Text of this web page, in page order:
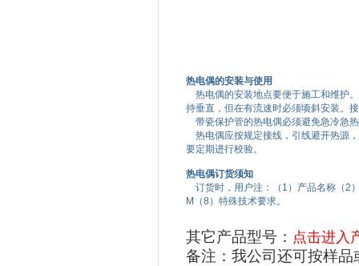
热电偶的安装与使用
热电偶的安装地点要便于施工和维护
持垂直，但在有流速时必须顷斜安装。
带瓷保护管的热电偶必须避免急冷急
热电偶应按规定接线，引线避开热源
要定期进行校验。
热电偶订货须知
订货时，用户注：（1）产品名称（2
M（8）特殊技术要求。
其它产品型号： 点击进入
备注：我公司还可按样